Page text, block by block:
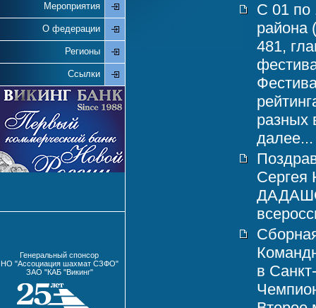
Мероприятия
О федерации
Регионы
Ссылки
Генеральный спонсор
НО "Ассоциация шахмат СЗФО"
ЗАО "КАБ "Викинг"
С 01 по
района
481,
разных
далее...
в